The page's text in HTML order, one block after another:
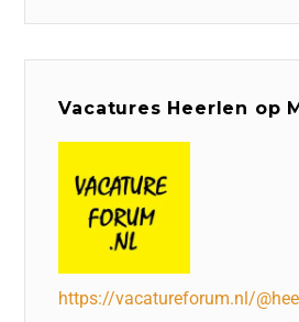
Vacatures Heerlen op
https://vacatureforum.nl/